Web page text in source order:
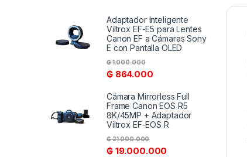
Adaptador Inteligente
Viltrox EF-E5 para Lentes
Canon EF a Cámaras Sony
E con Pantalla OLED
₲864.000
₲1.000.000
Cámara Mirrorless Full
Frame Canon EOS R5
8K/45MP + Adaptador
Viltrox EF-EOS R
₲19.000.000
₲21.000.000